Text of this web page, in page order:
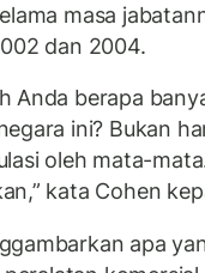
masa
dan 2004.
Anda berapa
ini? Bukan
oleh mata-
kata Cohen
apa